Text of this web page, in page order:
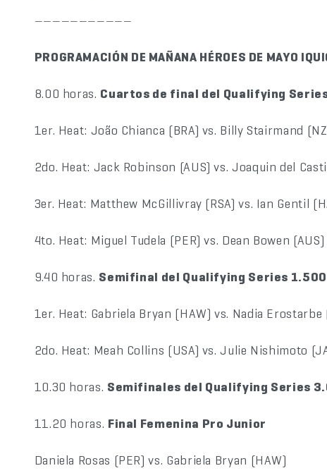
———————————
PROGRAMACIÓN DE MAÑANA HÉROES DE MAYO
8.00 horas. Cuartos de final del Qualifying
1er. Heat: João Chianca (BRA) vs. Billy Stairmand
2do. Heat: Jack Robinson (AUS) vs. Joaquin del
3er. Heat: Matthew McGillivray (RSA) vs. Ian Gentil
4to. Heat: Miguel Tudela (PER) vs. Dean Bowen (AUS)
9.40 horas. Semifinal del Qualifying Series
1er. Heat: Gabriela Bryan (HAW) vs. Nadia Erostarbe
2do. Heat: Meah Collins (USA) vs. Julie Nishimoto
10.30 horas. Semifinales del Qualifying Series
11.20 horas. Final Femenina Pro Junior
Daniela Rosas (PER) vs. Gabriela Bryan (HAW)